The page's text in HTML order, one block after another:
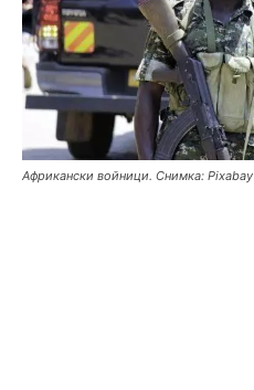
Африкански войници. Снимка: Pixabay